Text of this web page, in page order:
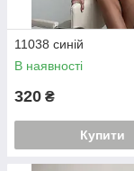
11038 синій
В наявності
320 ₴
Купити